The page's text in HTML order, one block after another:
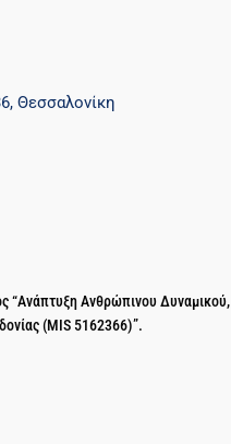
Θεσσαλονίκη
“Ανάπτυξη Ανθρώπινου Δυναμικού,
(MIS 5162366)”.